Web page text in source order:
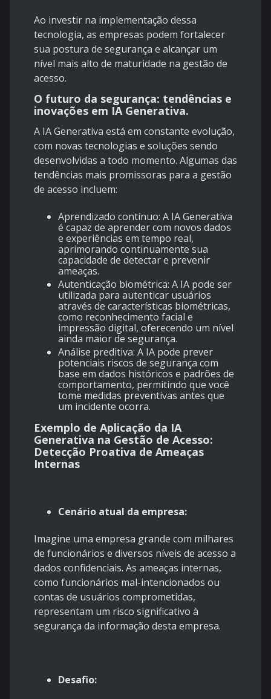
Ao investir na implementação dessa
tecnologia, as empresas podem fortalecer
sua postura de segurança e alcançar um
nível mais alto de maturidade na gestão de
acesso.
O futuro da segurança: tendências e
inovações em IA Generativa.
A IA Generativa está em constante evolução,
com novas tecnologias e soluções sendo
desenvolvidas a todo momento. Algumas das
tendências mais promissoras para a gestão
de acesso incluem:
Aprendizado contínuo: A IA Generativa
é capaz de aprender com novos dados
e experiências em tempo real,
aprimorando continuamente sua
capacidade de detectar e prevenir
ameaças.
Autenticação biométrica: A IA pode ser
utilizada para autenticar usuários
através de características biométricas,
como reconhecimento facial e
impressão digital, oferecendo um nível
ainda maior de segurança.
Análise preditiva: A IA pode prever
potenciais riscos de segurança com
base em dados históricos e padrões de
comportamento, permitindo que você
tome medidas preventivas antes que
um incidente ocorra.
Exemplo de Aplicação da IA
Generativa na Gestão de Acesso:
Detecção Proativa de Ameaças
Internas
Cenário atual da empresa:
Imagine uma empresa grande com milhares
de funcionários e diversos níveis de acesso a
dados confidenciais. As ameaças internas,
como funcionários mal-intencionados ou
contas de usuários comprometidas,
representam um risco significativo à
segurança da informação desta empresa.
Desafio: